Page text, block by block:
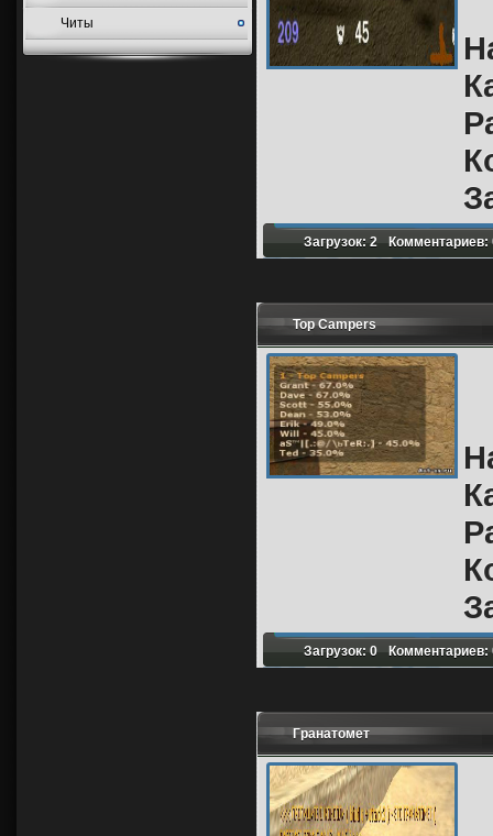
Читы
Загрузок: 2 Комментариев:
Top Campers
Загрузок: 0 Комментариев:
Гранатомет